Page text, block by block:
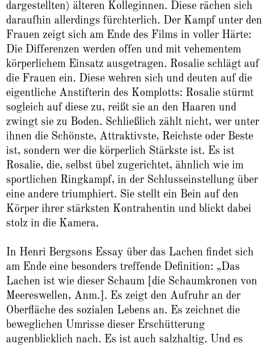
dargestellten) älteren Kolleginnen. Diese rächen sich
daraufhin allerdings fürchterlich. Der Kampf unter den
Frauen zeigt sich am Ende des Films in voller Härte:
Die Differenzen werden offen und mit vehementem
körperlichem Einsatz ausgetragen. Rosalie schlägt auf
die Frauen ein. Diese wehren sich und deuten auf die
eigentliche Anstifterin des Komplotts: Rosalie stürmt
sogleich auf diese zu, reißt sie an den Haaren und
zwingt sie zu Boden. Schließlich zählt nicht, wer unter
ihnen die Schönste, Attraktivste, Reichste oder Beste
ist, sondern wer die körperlich Stärkste ist. Es ist
Rosalie, die, selbst übel zugerichtet, ähnlich wie im
sportlichen Ringkampf, in der Schlusseinstellung über
eine andere triumphiert. Sie stellt ein Bein auf den
Körper ihrer stärksten Kontrahentin und blickt dabei
stolz in die Kamera.
In Henri Bergsons Essay über das Lachen findet sich
am Ende eine besonders treffende Definition: „Das
Lachen ist wie dieser Schaum [die Schaumkronen von
Meereswellen, Anm.]. Es zeigt den Aufruhr an der
Oberfläche des sozialen Lebens an. Es zeichnet die
beweglichen Umrisse dieser Erschütterung
augenblicklich nach. Es ist auch salzhaltig. Und es